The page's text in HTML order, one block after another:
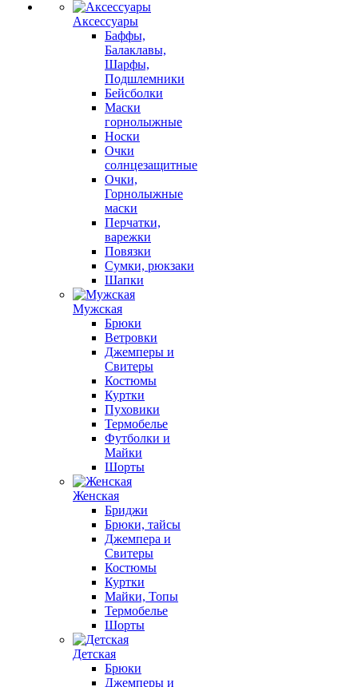
Аксессуары
Баффы,
Балаклавы,
Шарфы,
Подшлемники
Бейсболки
Маски
горнолыжные
Носки
Очки
солнцезащитные
Очки,
Горнолыжные
маски
Перчатки,
варежки
Повязки
Сумки, рюкзаки
Шапки
Мужская
Брюки
Ветровки
Джемперы и
Свитеры
Костюмы
Куртки
Пуховики
Термобелье
Футболки и
Майки
Шорты
Женская
Бриджи
Брюки, тайсы
Джемпера и
Свитеры
Костюмы
Куртки
Майки, Топы
Термобелье
Шорты
Детская
Брюки
Джемперы и